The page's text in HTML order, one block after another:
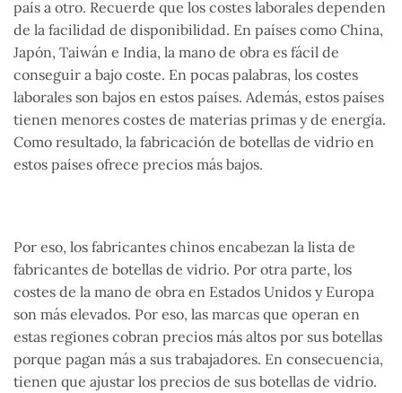
país a otro. Recuerde que los costes laborales dependen
de la facilidad de disponibilidad. En países como China,
Japón, Taiwán e India, la mano de obra es fácil de
conseguir a bajo coste. En pocas palabras, los costes
laborales son bajos en estos países. Además, estos países
tienen menores costes de materias primas y de energía.
Como resultado, la fabricación de botellas de vidrio en
estos países ofrece precios más bajos.
Por eso, los fabricantes chinos encabezan la lista de
fabricantes de botellas de vidrio. Por otra parte, los
costes de la mano de obra en Estados Unidos y Europa
son más elevados. Por eso, las marcas que operan en
estas regiones cobran precios más altos por sus botellas
porque pagan más a sus trabajadores. En consecuencia,
tienen que ajustar los precios de sus botellas de vidrio.